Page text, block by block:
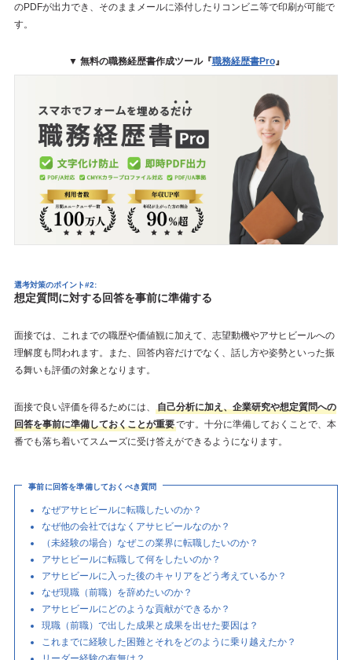
のPDFが出力でき、そのままメールに添付したりコンビニ等で印刷が可能で
す。
▼ 無料の職務経歴書作成ツール『職務経歴書Pro』
選考対策のポイント#2:
想定質問に対する回答を事前に準備する
面接では、これまでの職歴や価値観に加えて、志望動機やアサヒビールへの
理解度も問われます。また、回答内容だけでなく、話し方や姿勢といった振
る舞いも評価の対象となります。
面接で良い評価を得るためには、
自己分析に加え、企業研究や想定質問への
回答を事前に準備しておくことが重要です。十分に準備しておくことで、本
番でも落ち着いてスムーズに受け答えができるようになります。
事前に回答を準備しておくべき質問
なぜアサヒビールに転職したいのか？
なぜ他の会社ではなくアサヒビールなのか？
（未経験の場合）なぜこの業界に転職したいのか？
アサヒビールに転職して何をしたいのか？
アサヒビールに入った後のキャリアをどう考えているか？
なぜ現職（前職）を辞めたいのか？
アサヒビールにどのような貢献ができるか？
現職（前職）で出した成果と成果を出せた要因は？
これまでに経験した困難とそれをどのように乗り越えたか？